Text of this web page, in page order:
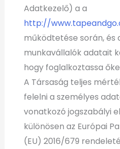
Adatkezelő) a a
http://
működtetése során, és
munkavállalók adatait
hogy foglalkoztassa
A Társaság teljes
felelni a személyes
vonatkozó jogszabályi
különösen az Európai
(EU) 2016/679